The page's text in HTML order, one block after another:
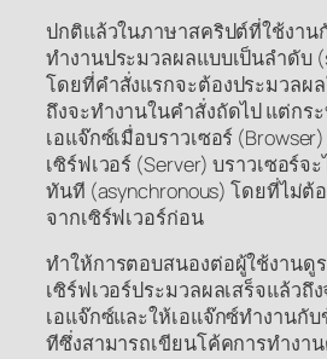
ปกติแล้วในภาษาสคริปต์ที่ใช้งาน
ทำงานประมวลผลแบบเป็นลำดับ
โดยที่คำสั่งแรกจะต้องประมวลผ
ถึงจะทำงานในคำสั่งถัดไป แต่กร
เอแจ๊กซ์เมื่อบราวเซอร์
เซิร์ฟเวอร์ (Server) บราวเซอร์จ
ทันที (asynchronous) โดยที่ไม่ต้
จากเซิร์ฟเวอร์ก่อน
ทำให้การตอบสนองต่อผู้ใช้งานดู
เซิร์ฟเวอร์ประมวลผลเสร็จแล้ว
เอแจ๊กซ์และให้เอแจ๊กซ์ทำงานกั
ทีซึ่งสามารถเขียนโค้คการทำงา